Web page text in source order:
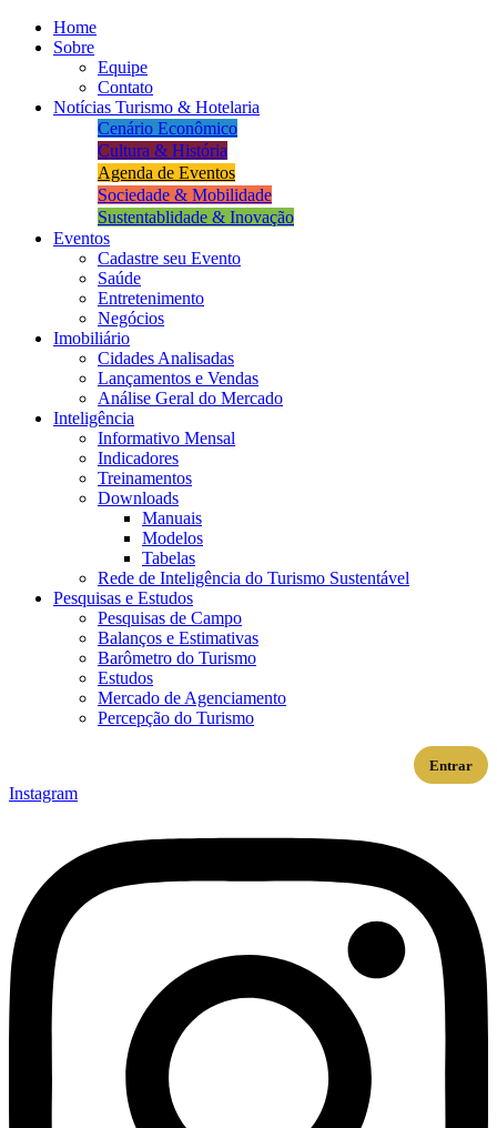
Home
Sobre
Equipe
Contato
Notícias Turismo & Hotelaria
Cenário Econômico
Cultura & História
Agenda de Eventos
Sociedade & Mobilidade
Sustentablidade & Inovação
Eventos
Cadastre seu Evento
Saúde
Entretenimento
Negócios
Imobiliário
Cidades Analisadas
Lançamentos e Vendas
Análise Geral do Mercado
Inteligência
Informativo Mensal​
Indicadores
Treinamentos
Downloads
Manuais
Modelos
Tabelas
Rede de Inteligência do Turismo Sustentável
Pesquisas e Estudos
Pesquisas de Campo
Balanços e Estimativas
Barômetro do Turismo
Estudos
Mercado de Agenciamento
Percepção do Turismo
Entrar
Instagram